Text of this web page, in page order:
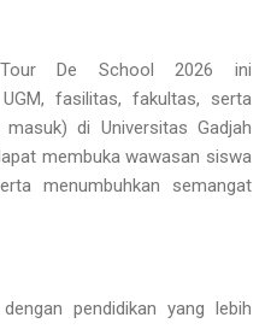
Tour De School 2026 ini
fasilitas, fakultas, serta
di Universitas Gadjah
membuka wawasan siswa
menumbuhkan semangat
pendidikan yang lebih